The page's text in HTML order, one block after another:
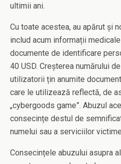
ultimii ani.
Cu toate acestea, au apărut și
includ acum informații
documente de identificare
40 USD. Creșterea numărului
utilizatorii țin anumite
care le utilizează reflectă, de
„cybergoods game”. Abuzul
consecințe destul de
numelui sau a serviciilor
Consecințele abuzului asupra